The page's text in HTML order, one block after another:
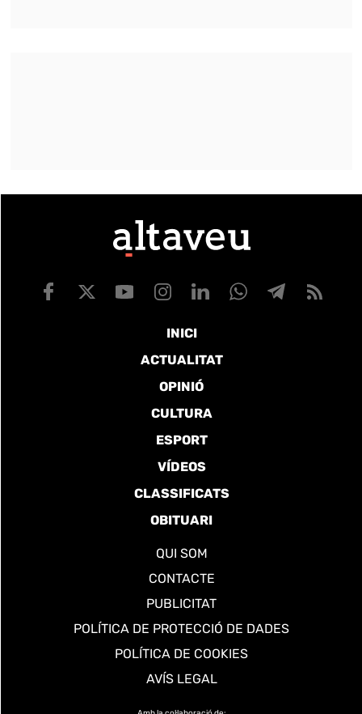
INICI
ACTUALITAT
OPINIÓ
CULTURA
ESPORT
VÍDEOS
CLASSIFICATS
OBITUARI
QUI SOM
CONTACTE
PUBLICITAT
POLÍTICA DE PROTECCIÓ DE DADES
POLÍTICA DE COOKIES
AVÍS LEGAL